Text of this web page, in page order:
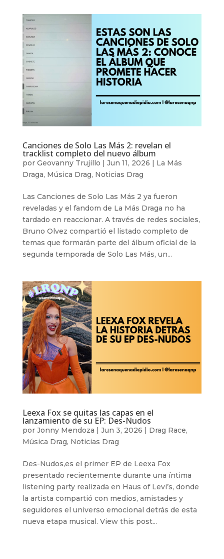
Canciones de Solo Las Más 2: revelan el
tracklist completo del nuevo álbum
por Geovanny Trujillo | Jun 11, 2026 | La Más
Draga, Música Drag, Noticias Drag
Las Canciones de Solo Las Más 2 ya fueron
reveladas y el fandom de La Más Draga no ha
tardado en reaccionar. A través de redes sociales,
Bruno Olvez compartió el listado completo de
temas que formarán parte del álbum oficial de la
segunda temporada de Solo Las Más, un...
Leexa Fox se quitas las capas en el
lanzamiento de su EP: Des-Nudos
por Jonny Mendoza | Jun 3, 2026 | Drag Race,
Música Drag, Noticias Drag
Des-Nudos,es el primer EP de Leexa Fox
presentado recientemente durante una íntima
listening party realizada en Haus of Levi’s, donde
la artista compartió con medios, amistades y
seguidores el universo emocional detrás de esta
nueva etapa musical. View this post...